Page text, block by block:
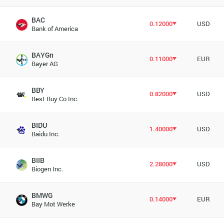
BAC
Bank of America
0.12000 USD
BAYGn
Bayer AG
0.11000 EUR
BBY
Best Buy Co Inc.
0.82000 USD
BIDU
Baidu Inc.
1.40000 USD
BIIB
Biogen Inc.
2.28000 USD
BMWG
Bay Mot Werke
0.14000 EUR